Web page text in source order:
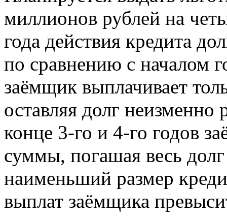
миллионов рублей на
года действия кредита
по сравнению с началом
заёмщик выплачивает
оставляя долг
конце 3-го и 4-го годов
суммы, погашая весь
наименьший размер
выплат заёмщика